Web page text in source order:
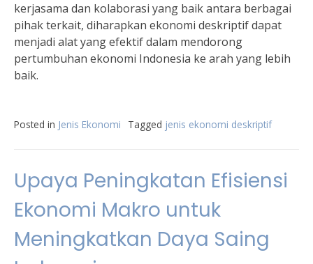
kerjasama dan kolaborasi yang baik antara berbagai
pihak terkait, diharapkan ekonomi deskriptif dapat
menjadi alat yang efektif dalam mendorong
pertumbuhan ekonomi Indonesia ke arah yang lebih
baik.
Posted in Jenis Ekonomi Tagged jenis ekonomi deskriptif
Upaya Peningkatan Efisiensi
Ekonomi Makro untuk
Meningkatkan Daya Saing